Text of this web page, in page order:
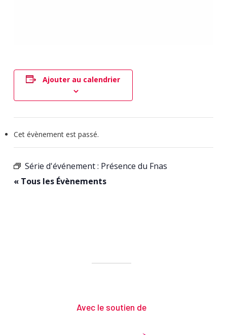
Ajouter au calendrier
Cet évènement est passé.
Série d'événement : Présence du Fnas
« Tous les Évènements
Avec le soutien de